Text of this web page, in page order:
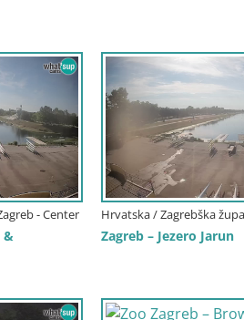
- Center
&
Hrvatska / Zagrebška
Zagreb – Jezero Jarun